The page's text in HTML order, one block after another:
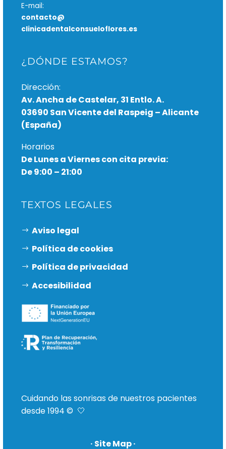
E-mail:
contacto@
clinicadentalconsueloflores.es
¿DÓNDE ESTAMOS?
Dirección:
Av. Ancha de Castelar, 31 Entlo. A.
03690 San Vicente del Raspeig – Alicante
(España)
Horarios
De Lunes a Viernes con cita previa:
De 9:00 – 21:00
TEXTOS LEGALES
Aviso legal
Política de cookies
Política de privacidad
Accesibilidad
Cuidando las sonrisas de nuestros pacientes
desde 1994 © 🤍
· Site Map ·